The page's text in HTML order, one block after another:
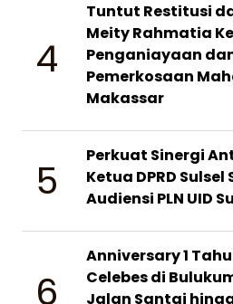
4
Tuntut Restitusi
Meity Rahmatia
Penganiayaan
Pemerkosaan
Makassar
5
Perkuat Sinergi
Ketua DPRD
Audiensi PLN UID
6
Anniversary 1
Celebes di
Jalan Santai